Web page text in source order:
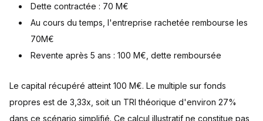
Dette contractée : 70 M€
Au cours du temps, l'entreprise rachetée rembourse les
70M€
Revente après 5 ans : 100 M€, dette remboursée
Le capital récupéré atteint 100 M€. Le multiple sur fonds
propres est de 3,33x, soit un TRI théorique d'environ 27%
dans ce scénario simplifié. Ce calcul illustratif ne constitue pas